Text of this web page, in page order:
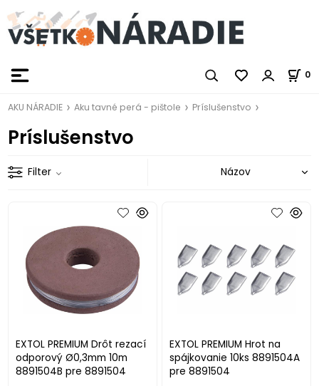
0
AKU NÁRADIE Aku tavné perá - pištole Príslušenstvo
Príslušenstvo
Filter
EXTOL PREMIUM Drôt rezací
odporový Ø0,3mm 10m
8891504B pre 8891504
EXTOL PREMIUM Hrot na
spájkovanie 10ks 8891504A
pre 8891504